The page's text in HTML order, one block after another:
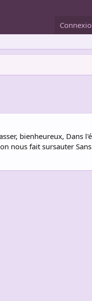
bienheureux, Dans
nous fait sursauter